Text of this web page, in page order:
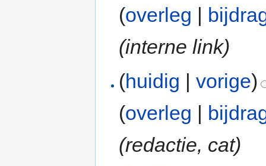
(overleg |
(interne link)
(huidig |vorige)
(overleg |
(redactie, cat)